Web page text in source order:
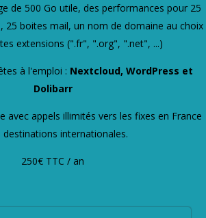
de 500 Go utile, des performances pour 25
25 boites mail, un nom de domaine au choix
extensions (".fr", ".org", ".net", ...)
à l'emploi : Nextcloud, WordPress et
Dolibarr
avec appels illimités vers les fixes en France
destinations internationales.
250€ TTC / an